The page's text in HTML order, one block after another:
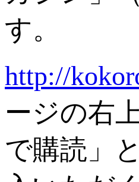
す。
http://
ージの右
で購読」